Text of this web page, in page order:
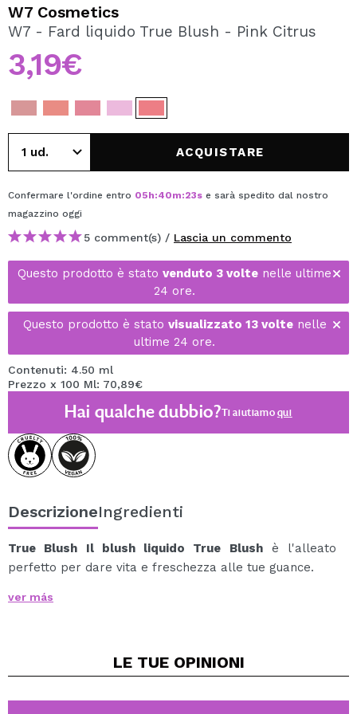
Creando un account su Maquibeauty.it potrai fare i tuoi
acquisti velocemente, controllare lo stato dei tuoi ordini e
consultare le tue operazioni precedenti.
CREARE UN ACCOUNT
W7 Cosmetics
W7 - Fard liquido True Blush - Pink Citrus
3,19€
ACQUISTARE
Confermare l'ordine entro 05h:40m:23s e sarà spedito dal nostro
magazzino oggi
5 comment(s) / Lascia un commento
Questo prodotto è stato venduto 3 volte nelle ultime
24 ore.
Questo prodotto è stato visualizzato 13 voltenelle
ultime 24 ore.
Contenuti: 4.50 ml
Prezzo x 100 Ml: 70,89€
Hai qualche dubbio?Ti aiutiamoqui
DescrizioneIngredienti
True Blush Il blush liquido True Blushè l'alleato
perfetto per dare vita e freschezza alle tue guance.
applicare il colore a strati, ottenendo un effetto che va
Grazie alla sua texture leggera e facile da applicare, si
fonde uniformemente sulla pelle, donando un aspetto
ver más
LE TUE OPINIONI